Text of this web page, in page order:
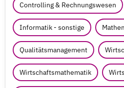
Controlling & Rechnungswesen
Informatik - sonstige
Qualitätsmanagement
Wirtschaftsmathematik